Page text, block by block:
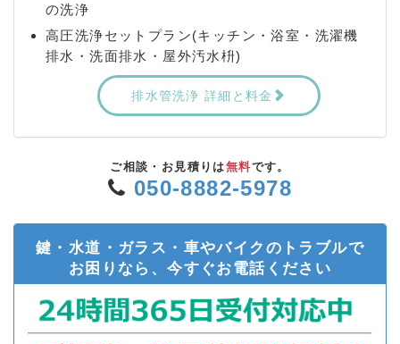
の洗浄
高圧洗浄セットプラン(キッチン・浴室・洗濯機
排水・洗面排水・屋外汚水枡)
排水管洗浄 詳細と料金
ご相談・お見積りは無料です。
050-8882-5978
鍵・水道・ガラス・車やバイクのトラブルで
お困りなら、今すぐお電話ください